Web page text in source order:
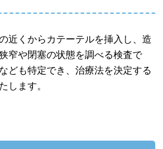
近くからカテーテルを挿入し、造
窄や閉塞の状態を調べる検査で
ども特定でき、治療法を決定する
します。